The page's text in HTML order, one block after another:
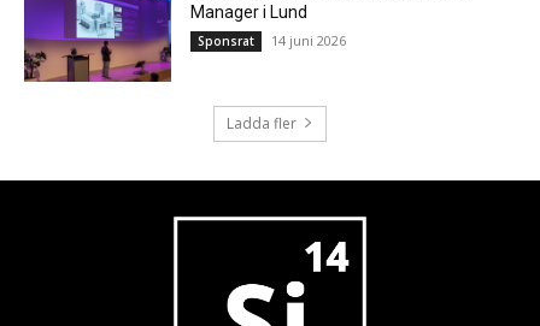
Manager i Lund
Sponsrat 14 juni 2026
Ladda fler